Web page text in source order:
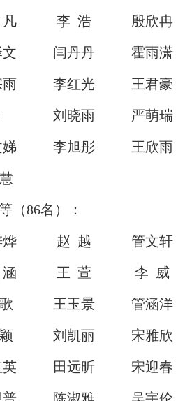
凡 李 浩 殷欣冉
闫丹丹 霍雨潇
李红光 王君豪
刘晓雨 严萌瑞
李旭彤 王欣雨
86名）：
赵 越 管文轩
王 萱 李 威
王玉景 管涵洋
刘凯丽 宋雅欣
田远昕 宋迎春